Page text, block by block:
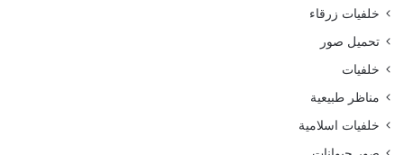
خلفيات زرقاء
تحميل صور
خلفيات
مناظر طبيعية
خلفيات اسلامية